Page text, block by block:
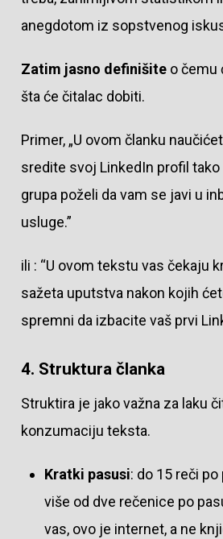
anegdotom iz sopstvenog
Zatim jasno definišite o čemu
šta će čitalac dobiti.
Primer, „U ovom članku
sredite svoj LinkedIn profil tako
grupa poželi da vam se javi u
usluge.”
ili : “U ovom tekstu vas čekaju
sažeta uputstva nakon kojih
spremni da izbacite vaš prvi
4. Struktura članka
Struktira je jako važna za laku
konzumaciju teksta.
Kratki pasusi: do 15 reči
više od dve rečenice po
vas, ovo je internet, a ne